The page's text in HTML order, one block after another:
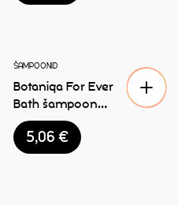
ŠAMPOONID
Botaniqa For Ever
Bath šampoon
koertele 250ml
5,06€